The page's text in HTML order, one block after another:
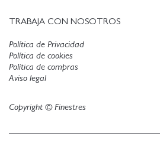
TRABAJA CON NOSOTROS
Política de Privacidad
Política de cookies
Aviso legal
Política de compras
Copyright © Finestres